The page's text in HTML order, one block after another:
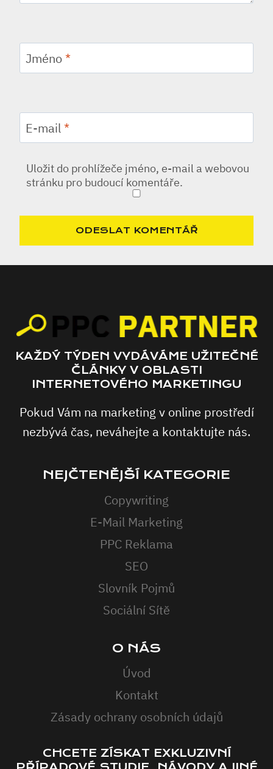
Jméno *
E-mail *
Uložit do prohlížeče jméno, e-mail a webovou
stránku pro budoucí komentáře.
KAŽDÝ TÝDEN VYDÁVÁME UŽITEČNÉ
ČLÁNKY V OBLASTI
INTERNETOVÉHO MARKETINGU
Pokud Vám na marketing v online prostředí
nezbývá čas, neváhejte a kontaktujte nás.
NEJČTENĚJŠÍ KATEGORIE
Copywriting
E-Mail Marketing
PPC Reklama
SEO
Slovník Pojmů
Sociální Sítě
O NÁS
Úvod
Kontakt
Zásady ochrany osobních údajů
CHCETE ZÍSKAT EXKLUZIVNÍ